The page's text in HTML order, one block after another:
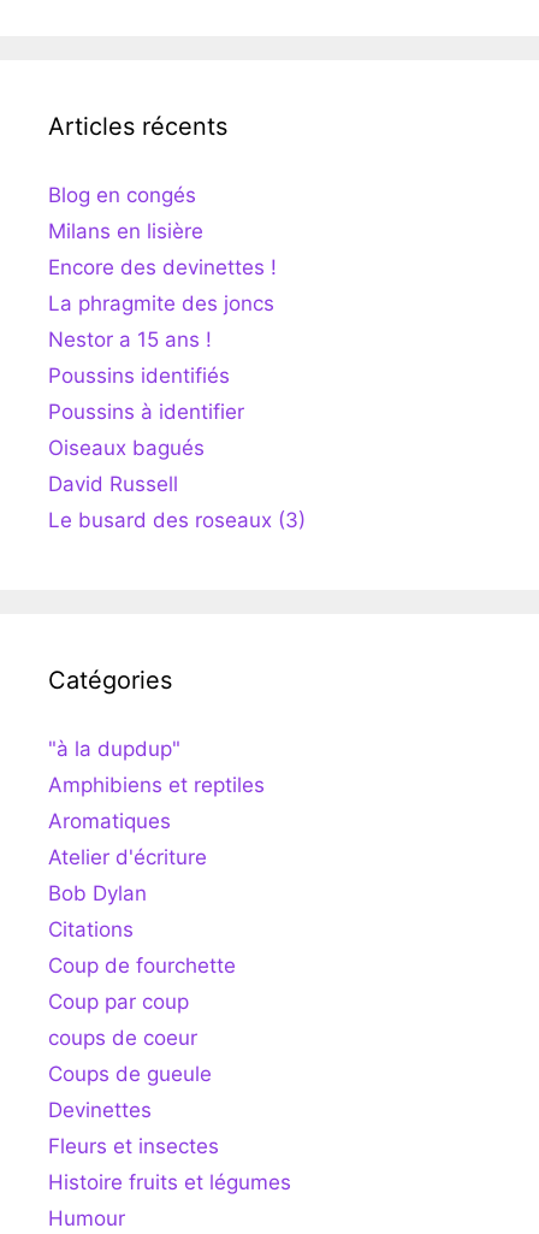
Articles récents
Blog en congés
Milans en lisière
Encore des devinettes !
La phragmite des joncs
Nestor a 15 ans !
Poussins identifiés
Poussins à identifier
Oiseaux bagués
David Russell
Le busard des roseaux (3)
Catégories
"à la dupdup"
Amphibiens et reptiles
Aromatiques
Atelier d'écriture
Bob Dylan
Citations
Coup de fourchette
Coup par coup
coups de coeur
Coups de gueule
Devinettes
Fleurs et insectes
Histoire fruits et légumes
Humour